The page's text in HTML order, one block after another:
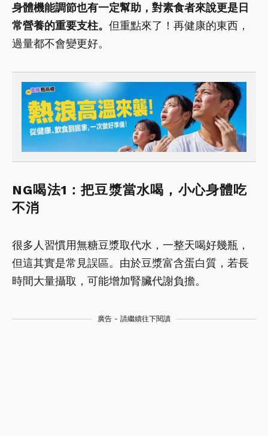
身體機能調節也有一定幫助，對素食者來說更是日
常營養的重要支柱。 但重點來了！再健康的東西，
過量都不會變更好。
NG喝法1：把豆漿當水喝，小心身體吃
不消
很多人習慣用無糖豆漿取代水，一整天喝好幾瓶，
但這其實是常見誤區。由於豆漿富含蛋白質，若長
時間大量攝取，可能增加腎臟代謝負擔。
廣告 - 請繼續往下閱讀